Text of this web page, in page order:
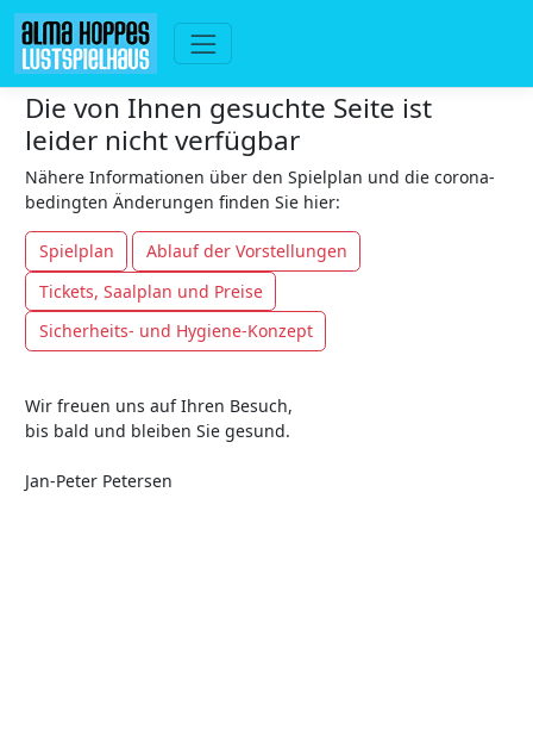
Die von Ihnen gesuchte Seite ist
leider nicht verfügbar
Nähere Informationen über den Spielplan und die corona-
bedingten Änderungen finden Sie hier:
Spielplan
Ablauf der Vorstellungen
Tickets, Saalplan und Preise
Sicherheits- und Hygiene-Konzept
Wir freuen uns auf Ihren Besuch,
bis bald und bleiben Sie gesund.
Jan-Peter Petersen